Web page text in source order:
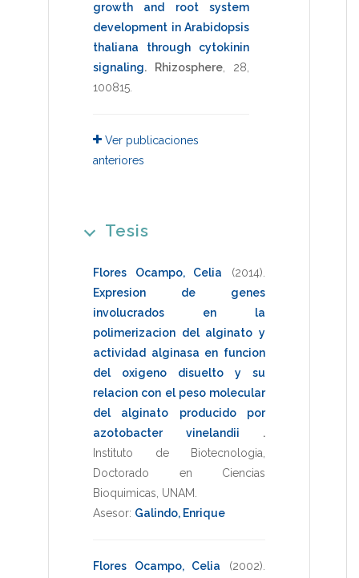
growth and root system
development in Arabidopsis
thaliana through cytokinin
signaling. Rhizosphere 28
100815
Ver publicaciones
anteriores
Tesis
Flores Ocampo, Celia (2014)
Expresion de genes
involucrados en la
polimerizacion del alginato y
actividad alginasa en funcion
del oxigeno disuelto y su
relacion con el peso molecular
del alginato producido por
azotobacter vinelandii .
Instituto de Biotecnologia
Doctorado en Ciencias
Bioquimicas UNAM
Asesor: Galindo, Enrique
Flores Ocampo, Celia (2002)